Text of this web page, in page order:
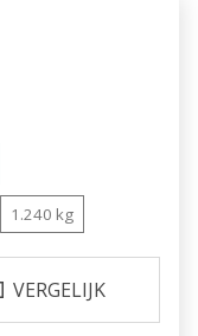
1.240 kg
VERGELIJK